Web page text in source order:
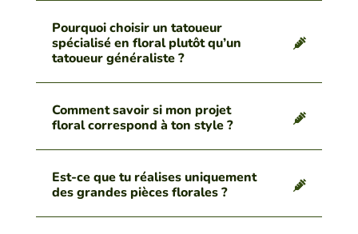
Pourquoi choisir un tatoueur
spécialisé en floral plutôt qu’un
tatoueur généraliste ?
Comment savoir si mon projet
floral correspond à ton style ?
Est-ce que tu réalises uniquement
des grandes pièces florales ?